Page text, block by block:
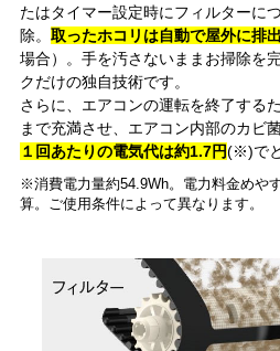
たはタイマー設定時にフィルターに
除。 取ったホコリは自動で屋外に排出
場合）。手を汚さないままお掃除を
クだけの独自技術です。
さらに、エアコンの運転を終了する
まで充満させ、エアコン内部のカビ菌
１回あたりの電気代は約1.7円(※)で
※消費電力量約54.9Wh。電力料金めや
算。ご使用条件によって異なります。